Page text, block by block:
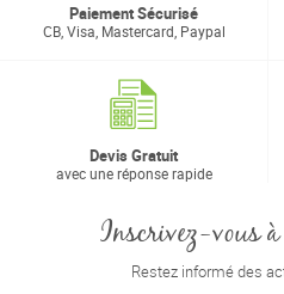
Paiement Sécurisé
CB, Visa, Mastercard, Paypal
Devis Gratuit
avec une réponse rapide
Inscrivez-vous
Restez informé des